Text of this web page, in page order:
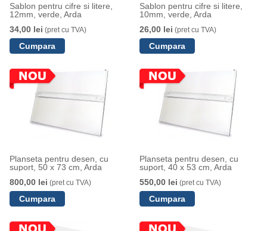
Sablon pentru cifre si litere,
12mm, verde, Arda
34,00 lei (pret cu TVA)
Sablon pentru cifre si litere,
10mm, verde, Arda
26,00 lei (pret cu TVA)
Planseta pentru desen, cu
suport, 50 x 73 cm, Arda
800,00 lei (pret cu TVA)
Planseta pentru desen, cu
suport, 40 x 53 cm, Arda
550,00 lei (pret cu TVA)